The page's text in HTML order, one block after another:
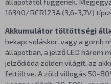
16340/RCR123A (3,6-3,7V)
Akkumulátor töltöttségi
bekapcsoláskor, vagy a gomb
állapotban, a jelző LED három
jelződióda zölden világít, az
feltöltve. A zöld villogás 50-